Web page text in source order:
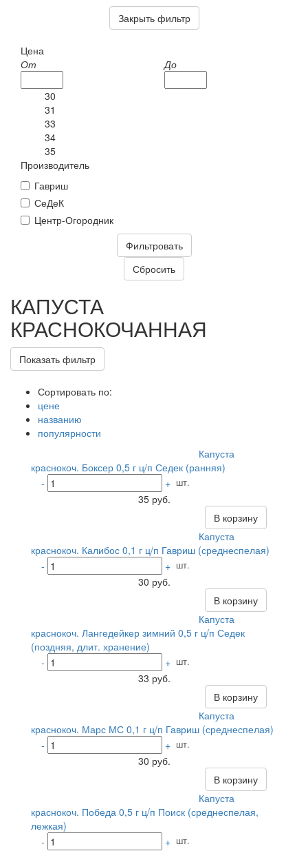
Закрыть фильтр
Цена
От
До
30
31
33
34
35
Производитель
Гавриш
СеДеК
Центр-Огородник
КАПУСТА
КРАСНОКОЧАННАЯ
Показать фильтр
Сортировать по:
цене
названию
популярности
Капуста
краснокоч. Боксер 0,5 г ц/п Седек (ранняя)
-
+ шт.
35 руб.
В корзину
Капуста
краснокоч. Калибос 0,1 г ц/п Гавриш (среднеспелая)
-
+ шт.
30 руб.
В корзину
Капуста
краснокоч. Лангедейкер зимний 0,5 г ц/п Седек
(поздняя, длит. хранение)
-
+ шт.
33 руб.
В корзину
Капуста
краснокоч. Марс МС 0,1 г ц/п Гавриш (среднеспелая)
-
+ шт.
30 руб.
В корзину
Капуста
краснокоч. Победа 0,5 г ц/п Поиск (среднеспелая,
лежкая)
-
+ шт.